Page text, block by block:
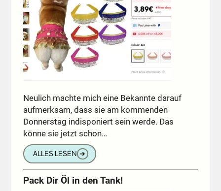
Neulich machte mich eine Bekannte darauf
aufmerksam, dass sie am kommenden
Donnerstag indisponiert sein werde. Das
könne sie jetzt schon…
ALLES LESEN ➔
Pack Dir Öl in den Tank!